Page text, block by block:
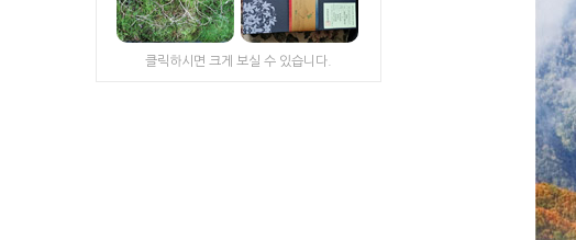
클릭하시면 크게 보실 수 있습니다.